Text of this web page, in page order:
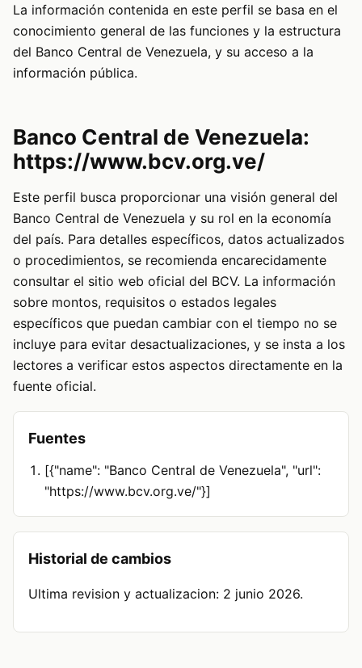
La información contenida en este perfil se basa en el
conocimiento general de las funciones y la estructura
del Banco Central de Venezuela, y su acceso a la
información pública.
Banco Central de Venezuela:
https://www.bcv.org.ve/
Este perfil busca proporcionar una visión general del
Banco Central de Venezuela y su rol en la economía
del país. Para detalles específicos, datos actualizados
o procedimientos, se recomienda encarecidamente
consultar el sitio web oficial del BCV. La información
sobre montos, requisitos o estados legales
específicos que puedan cambiar con el tiempo no se
incluye para evitar desactualizaciones, y se insta a los
lectores a verificar estos aspectos directamente en la
fuente oficial.
Fuentes
[{"name": "Banco Central de Venezuela", "url":
"https://www.bcv.org.ve/"}]
Historial de cambios
Ultima revision y actualizacion: 2 junio 2026.